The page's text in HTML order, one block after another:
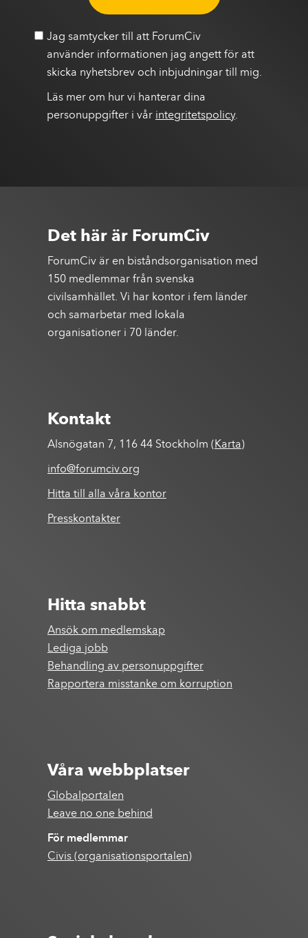
Jag samtycker till att ForumCiv
använder informationen jag angett för att
skicka nyhetsbrev och inbjudningar till mig.
Läs mer om hur vi hanterar dina
personuppgifter i vår integritetspolicy.
Det här är ForumCiv
ForumCiv är en biståndsorganisation med
150 medlemmar från svenska
civilsamhället. Vi har kontor i fem länder
och samarbetar med lokala
organisationer i 70 länder.
Kontakt
Alsnögatan 7, 116 44 Stockholm ( Karta)
info@forumciv.org
Hitta till alla våra kontor
Presskontakter
Hitta snabbt
Ansök om medlemskap
Lediga jobb
Behandling av personuppgifter
Rapportera misstanke om korruption
Våra webbplatser
Globalportalen
Leave no one behind
För medlemmar
Civis (organisationsportalen)